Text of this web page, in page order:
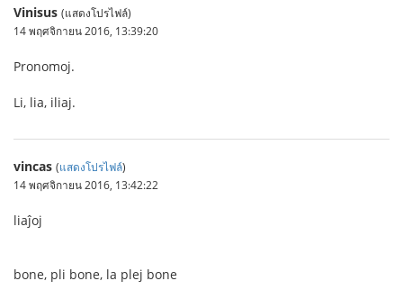
Vinisus (แสดงโปรไฟล์)
14 พฤศจิกายน 2016, 13:39:20
Pronomoj.
Li, lia, iliaj.
vincas (แสดงโปรไฟล์)
14 พฤศจิกายน 2016, 13:42:22
liaĵoj
bone, pli bone, la plej bone